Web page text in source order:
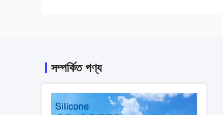
সম্পর্কিত পণ্য